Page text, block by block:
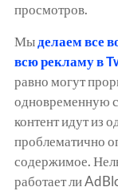
просмотров.
Мыделаем все
всю рекламу в
равно могут
одновременную
контент идут из
проблематично
содержимое.
работает ли